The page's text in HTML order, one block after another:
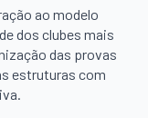
ao modelo
dos clubes mais
das provas
estruturas com